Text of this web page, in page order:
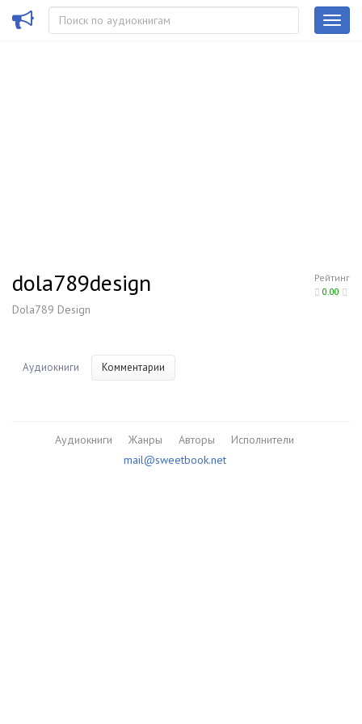
Рейтинг
0.00
dola789design
Dola789 Design
Аудиокниги Комментарии
Аудиокниги Жанры Авторы
Исполнители
mail@sweetbook.net